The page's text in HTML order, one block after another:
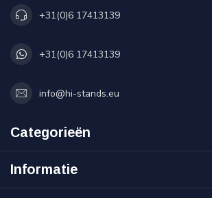
+31(0)6 17413139
+31(0)6 17413139
info@hi-stands.eu
Categorieën
Informatie